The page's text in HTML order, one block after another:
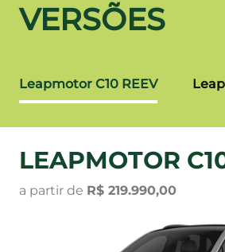
VERSÕES
Leapmotor C10 REEV
LEAPMOTOR
a partir de R$ 219.990,00